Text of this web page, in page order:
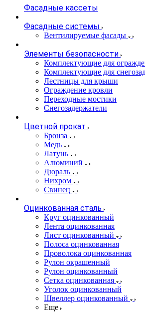
Фасадные кассеты
Фасадные системы
Вентилируемые фасады
Элементы безопасности
Комплектующие для
Комплектующие для
Лестницы для крыши
Ограждение кровли
Переходные мостики
Снегозадержатели
Цветной прокат
Бронза
Медь
Латунь
Алюминий
Дюраль
Нихром
Свинец
Оцинкованная сталь
Круг оцинкованный
Лента оцинкованная
Лист оцинкованный
Полоса оцинкованная
Проволока оцинкованная
Рулон окрашенный
Рулон оцинкованный
Сетка оцинкованная
Уголок оцинкованный
Швеллер оцинкованный
Еще